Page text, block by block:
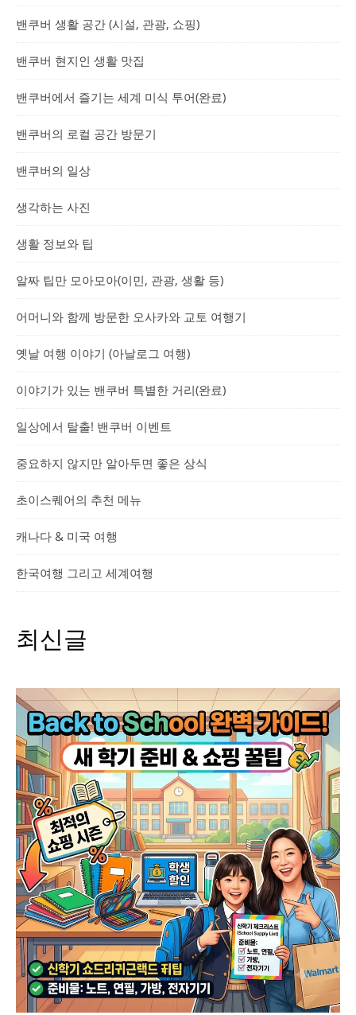
밴쿠버 생활 공간 (시설, 관광, 쇼핑)
밴쿠버 현지인 생활 맛집
밴쿠버에서 즐기는 세계 미식 투어(완료)
밴쿠버의 로컬 공간 방문기
밴쿠버의 일상
생각하는 사진
생활 정보와 팁
알짜 팁만 모아모아(이민, 관광, 생활 등)
어머니와 함께 방문한 오사카와 교토 여행기
옛날 여행 이야기 (아날로그 여행)
이야기가 있는 밴쿠버 특별한 거리(완료)
일상에서 탈출! 밴쿠버 이벤트
중요하지 않지만 알아두면 좋은 상식
초이스퀘어의 추천 메뉴
캐나다 & 미국 여행
한국여행 그리고 세계여행
최신글